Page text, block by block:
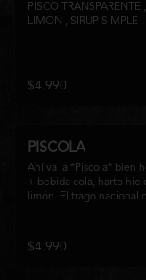
PISCO TRANSPARENTE
LIMON , SIRUP SIMPLE
$4.990
PISCOLA
Ahí va la *Piscola* bien
+ bebida cola, harto
limón. El trago nacional
$4.990